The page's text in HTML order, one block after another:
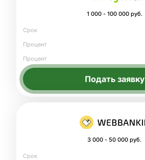
1 000 - 100 000 руб.
Срок
Процент
Процент
Подать заявку
3 000 - 50 000 руб.
Срок